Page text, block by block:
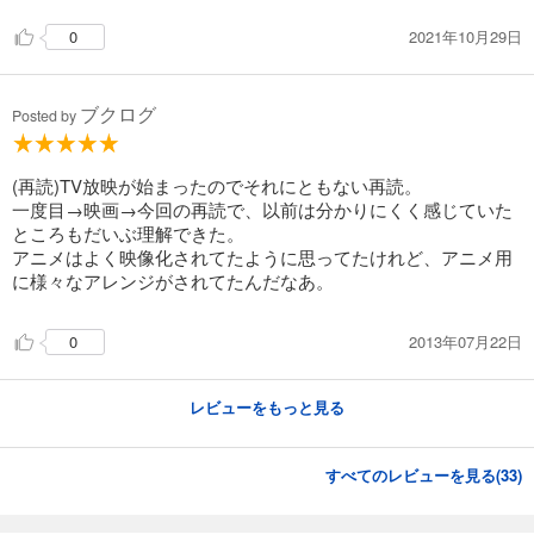
0 2021年10月29日
Posted by ブクログ
(再読)TV放映が始まったのでそれにともない再読。
一度目→映画→今回の再読で、以前は分かりにくく感じていた
ところもだいぶ理解できた。
アニメはよく映像化されてたように思ってたけれど、アニメ用
に様々なアレンジがされてたんだなあ。
0 2013年07月22日
レビューをもっと見る
すべてのレビューを見る(33)